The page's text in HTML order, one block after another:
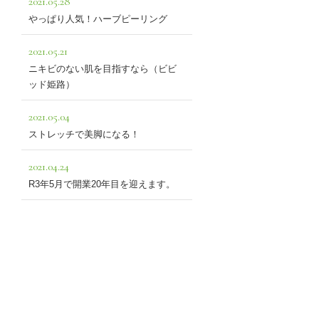
やっぱり人気！ハーブピーリング
2021.05.21
ニキビのない肌を目指すなら（ビビ
ッド姫路）
2021.05.04
ストレッチで美脚になる！
2021.04.24
R3年5月で開業20年目を迎えます。